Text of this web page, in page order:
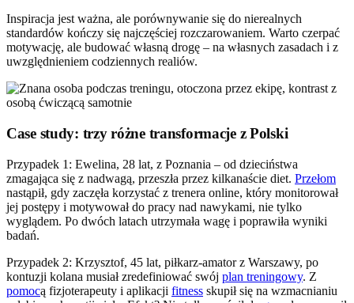
Inspiracja jest ważna, ale porównywanie się do nierealnych
standardów kończy się najczęściej rozczarowaniem. Warto czerpać
motywację, ale budować własną drogę – na własnych zasadach i z
uwzględnieniem codziennych realiów.
Case study: trzy różne transformacje z Polski
Przypadek 1: Ewelina, 28 lat, z Poznania – od dzieciństwa
zmagająca się z nadwagą, przeszła przez kilkanaście diet. Przełom
nastąpił, gdy zaczęła korzystać z trenera online, który monitorował
jej postępy i motywował do pracy nad nawykami, nie tylko
wyglądem. Po dwóch latach utrzymała wagę i poprawiła wyniki
badań.
Przypadek 2: Krzysztof, 45 lat, piłkarz-amator z Warszawy, po
kontuzji kolana musiał zredefiniować swój plan treningowy. Z
pomocą fizjoterapeuty i aplikacji fitness skupił się na wzmacnianiu